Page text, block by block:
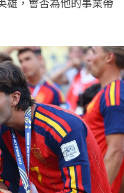
雄，會否為他的事業帶